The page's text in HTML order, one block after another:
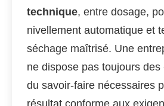
technique, entre dosage,
nivellement automatique et
séchage maîtrisé. Une
ne dispose pas toujours des
du savoir-faire nécessaires
résultat conforme aux